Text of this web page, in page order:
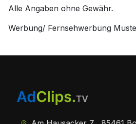
Alle Angaben ohne Gewähr.
Werbung/ Fernsehwerbung